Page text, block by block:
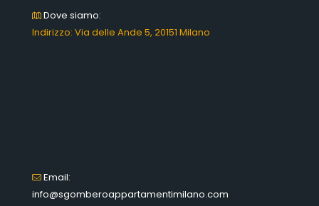
Dove siamo:
Indirizzo: Via delle Ande 5, 20151 Milano
Email:
info@sgomberoappartamentimilano.com